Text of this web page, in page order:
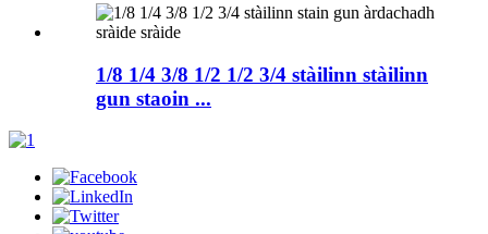
1/8 1/4 3/8 1/2 1/2 3/4 stàilinn stàilinn
gun staoin ...